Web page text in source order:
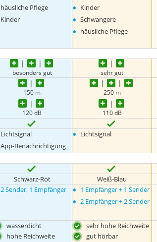
häusliche Pflege
Kinder
• Kinder
• Schwangere
• häusliche Pflege
besonders gut sehr gut
150 m 250 m
120 dB 110 dB
Lichtsignal
App-Benachrichtigung
• Lichtsignal
Schwarz-Rot Weiß-Blau
2 Sender, 1 Empfänger • 1 Empfänger + 1 Sender
• 2 Empfänger + 2 Sender
wasserdicht
hohe Reichweite
sehr hohe Reichweite
gut hörbar